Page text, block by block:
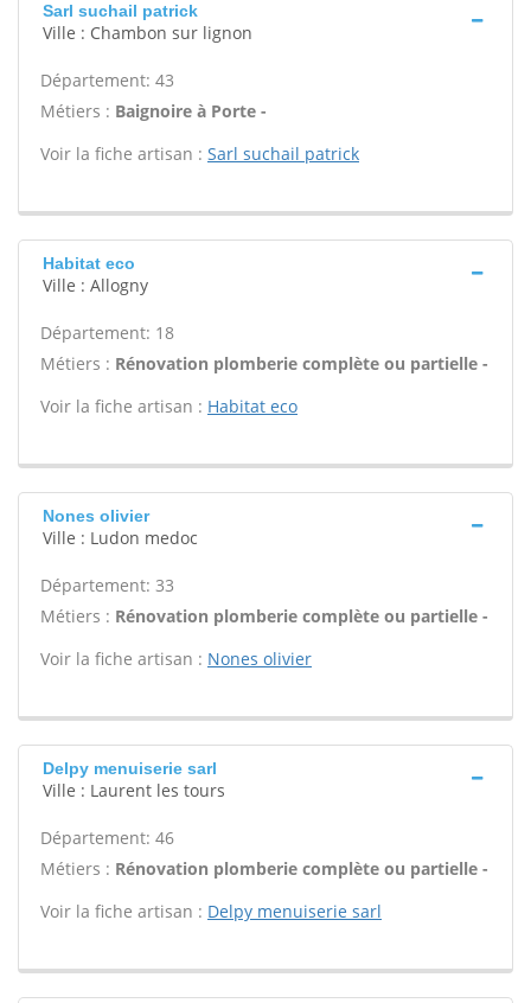
Sarl suchail patrick
Ville : Chambon sur lignon
Département: 43
Métiers : Baignoire à Porte -
Voir la fiche artisan : Sarl suchail patrick
Habitat eco
Ville : Allogny
Département: 18
Métiers : Rénovation plomberie complète ou partielle -
Voir la fiche artisan : Habitat eco
Nones olivier
Ville : Ludon medoc
Département: 33
Métiers : Rénovation plomberie complète ou partielle -
Voir la fiche artisan : Nones olivier
Delpy menuiserie sarl
Ville : Laurent les tours
Département: 46
Métiers : Rénovation plomberie complète ou partielle -
Voir la fiche artisan : Delpy menuiserie sarl